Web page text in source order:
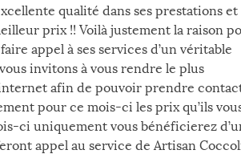
qualité dans ses prestations et
prix !! Voilà justement la raison
appel à ses services d’un véritable
invitons à vous rendre le plus
afin de pouvoir prendre
pour ce mois-ci les prix qu’ils
ci uniquement vous bénéficierez
appel au service de Artisan